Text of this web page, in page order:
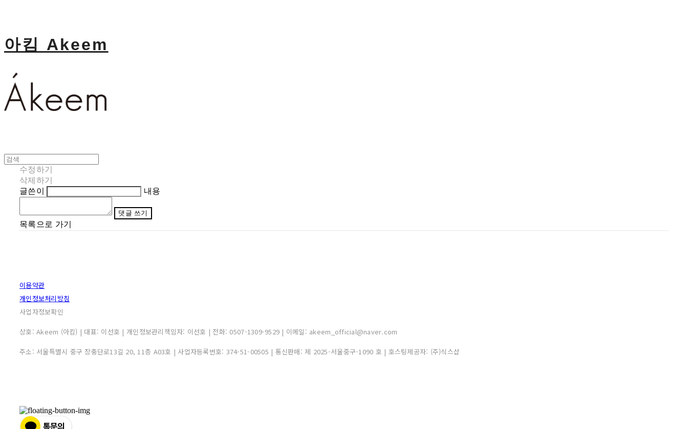
아킴 Akeem
수정하기
삭제하기
글쓴이
내용
댓글 쓰기
목록으로 가기
이용약관
개인정보처리방침
사업자정보확인
상호: Akeem (아킴) | 대표: 이선호 | 개인정보관리책임자: 이선호 | 전화: 0507-1309-9529 | 이메일: akeem_official@naver.com
주소: 서울특별시 중구 장충단로13길 20, 11층 A03호 | 사업자등록번호: 374-51-00505 | 통신판매: 제 2025-서울중구-1090 호 | 호스팅제공자: (주)식스샵